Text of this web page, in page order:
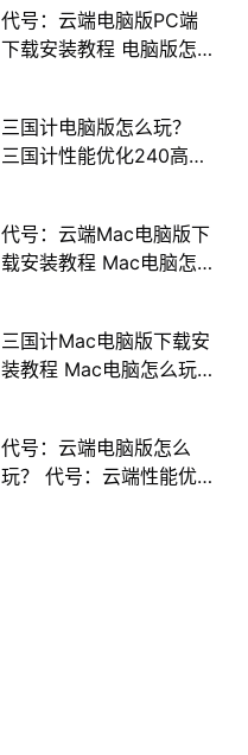
代号：云端电脑版PC端
下载安装教程 电脑版怎
三国计电脑版怎么玩？
三国计性能优化240高帧
代号：云端Mac电脑版下
载安装教程 Mac电脑怎
三国计Mac电脑版下载安
装教程 Mac电脑怎么玩
代号：云端电脑版怎么
玩？ 代号：云端性能优